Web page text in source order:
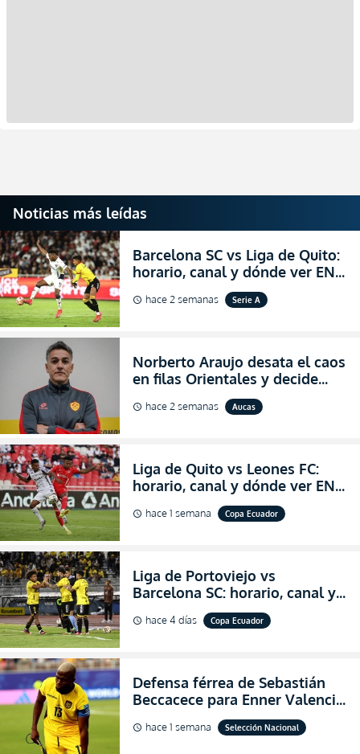
Noticias más leídas
Barcelona SC vs Liga de Quito:
horario, canal y dónde ver EN
VIVO la Fecha 22 de la LigaPro
2026
schedule hace 2 semanas Serie A
Norberto Araujo desata el caos
en filas Orientales y decide
abandonar la dirección técnica
de Aucas
schedule hace 2 semanas Aucas
Liga de Quito vs Leones FC:
horario, canal y dónde ver EN
VIVO los octavos de final de la
Copa Ecuador 2026
schedule hace 1 semana Copa Ecuador
Liga de Portoviejo vs
Barcelona SC: horario, canal y
dónde ver EN VIVO los octavos
de final de la Copa Ecuador
schedule hace 4 días Copa Ecuador
Defensa férrea de Sebastián
Beccacece para Enner Valencia
al indicar que era el hombre
indicado para Ecuador
schedule hace 1 semana Selección Nacional